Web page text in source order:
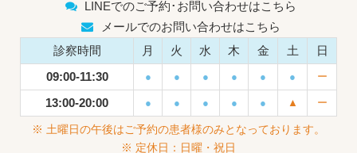
LINEでのご予約･お問い合わせはこちら
メールでのお問い合わせはこちら
診察時間
月 火 水 木 金 土
日
09:00-11:30
● ● ● ● ● ● ー
13:00-20:00 ● ● ● ● ● ▲ ー
※ 土曜日の午後はご予約の患者様のみとなっております。
※ 定休日：日曜・祝日